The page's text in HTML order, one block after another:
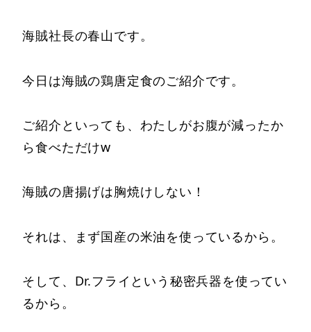
海賊社長の春山です。
今日は海賊の鶏唐定食のご紹介です。
ご紹介といっても、わたしがお腹が減ったか
ら食べただけw
海賊の唐揚げは胸焼けしない！
それは、まず国産の米油を使っているから。
そして、Dr.フライという秘密兵器を使ってい
るから。